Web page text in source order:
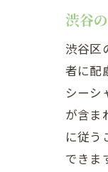
渋谷
渋谷区
者に配
シーシ
が含ま
に従う
できま